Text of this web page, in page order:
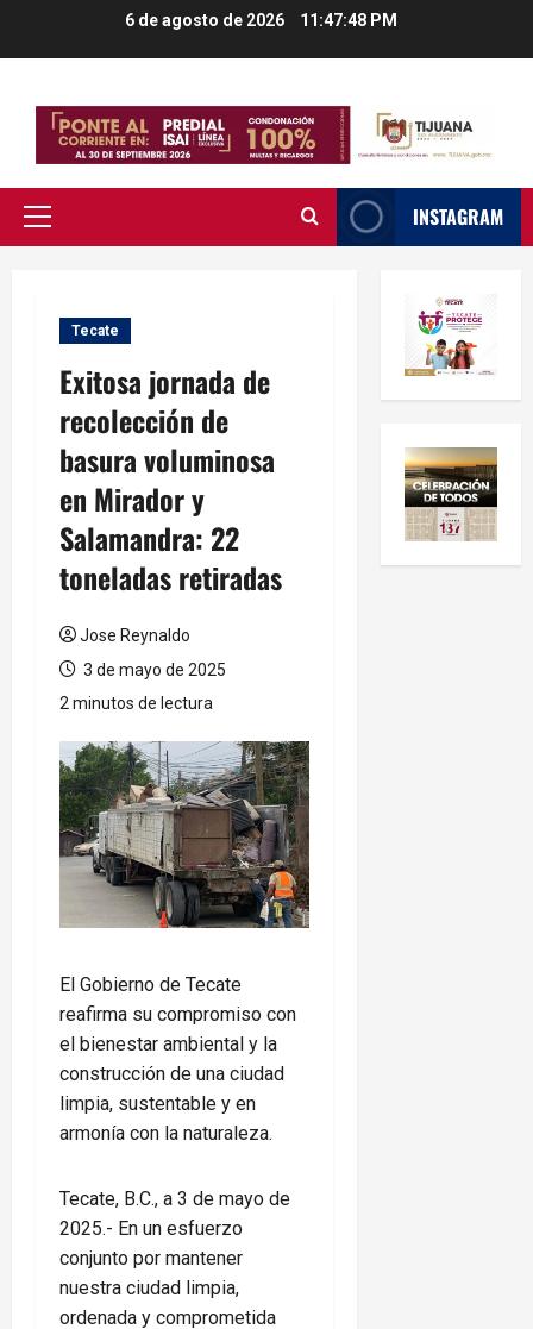
6 de agosto de 2026 11:47:48 PM
Menú
INSTAGRAM
Tecate
Exitosa jornada de
recolección de
basura voluminosa
en Mirador y
Salamandra: 22
toneladas retiradas
Jose Reynaldo
3 de mayo de 2025
2 minutos de lectura
El Gobierno de Tecate
reafirma su compromiso con
el bienestar ambiental y la
construcción de una ciudad
limpia, sustentable y en
armonía con la naturaleza.
Tecate, B.C., a 3 de mayo de
2025.- En un esfuerzo
conjunto por mantener
nuestra ciudad limpia,
ordenada y comprometida